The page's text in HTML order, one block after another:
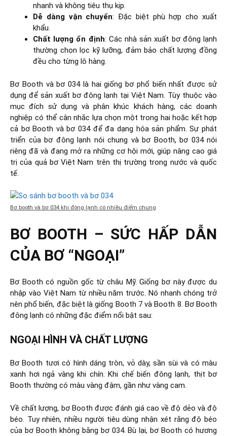
nhanh và không tiêu thụ kịp.
Dễ dàng vận chuyển: Đặc biệt phù hợp cho xuất
khẩu.
Chất lượng ổn định: Các nhà sản xuất bơ đông lạnh
thường chọn lọc kỹ lưỡng, đảm bảo chất lượng đồng
đều cho từng lô hàng.
Bơ Booth và bơ 034 là hai giống bơ phổ biến nhất được sử
dụng để sản xuất bơ đông lạnh tại Việt Nam. Tùy thuộc vào
mục đích sử dụng và phân khúc khách hàng, các doanh
nghiệp có thể cân nhắc lựa chọn một trong hai hoặc kết hợp
cả bơ Booth và bơ 034 để đa dạng hóa sản phẩm. Sự phát
triển của bơ đông lạnh nói chung và bơ Booth, bơ 034 nói
riêng đã và đang mở ra những cơ hội mới, giúp nâng cao giá
trị của quả bơ Việt Nam trên thị trường trong nước và quốc
tế.
Bơ booth và bơ 034 khi đông lạnh có nhiều điểm chung
BƠ BOOTH – SỨC HẤP DẪN
CỦA BƠ “NGOẠI”
Bơ Booth có nguồn gốc từ châu Mỹ. Giống bơ này được du
nhập vào Việt Nam từ nhiều năm trước. Nó nhanh chóng trở
nên phổ biến, đặc biệt là giống Booth 7 và Booth 8. Bơ Booth
đông lạnh có những đặc điểm nổi bật sau:
NGOẠI HÌNH VÀ CHẤT LƯỢNG
Bơ Booth tươi có hình dáng tròn, vỏ dày, sần sùi và có màu
xanh hơi ngả vàng khi chín. Khi chế biến đông lạnh, thịt bơ
Booth thường có màu vàng đậm, gần như vàng cam.
Về chất lượng, bơ Booth được đánh giá cao về độ dẻo và độ
béo. Tuy nhiên, nhiều người tiêu dùng nhận xét rằng độ béo
của bơ Booth không bằng bơ 034. Bù lại, bơ Booth có hương